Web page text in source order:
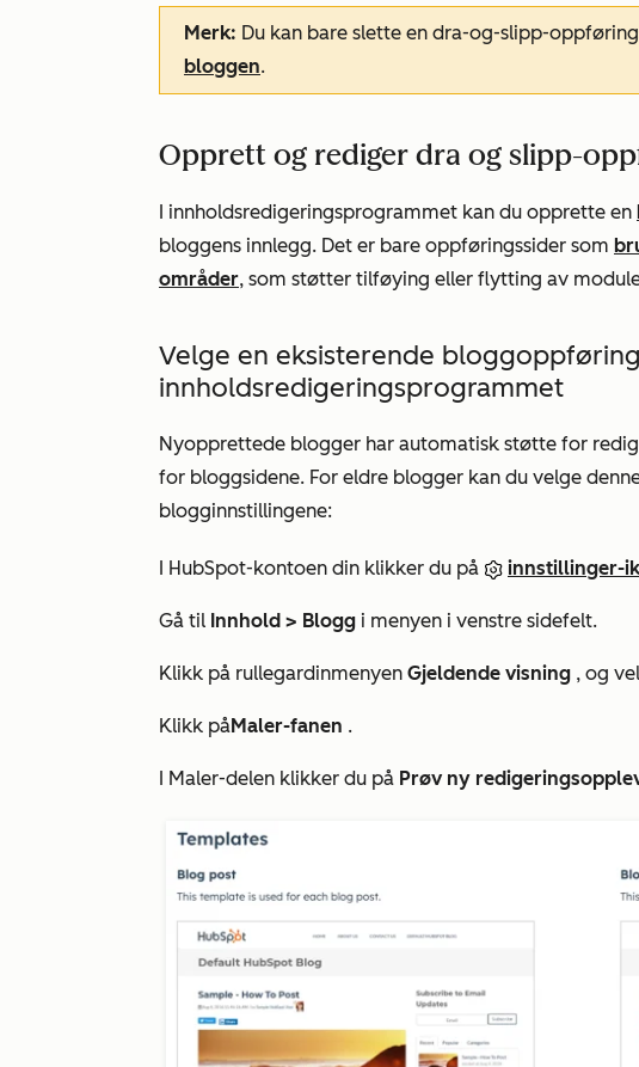
Merk: Du kan bare slette en dra-og-slipp-
bloggen.
Opprett og rediger dra og slipp-
I innholdsredigeringsprogrammet kan du opprette en
bloggens innlegg. Det er bare oppføringssider som
områder, som støtter tilføying eller flytting av
Velge en eksisterende
innholdsredigeringsprogrammet
Nyopprettede blogger har automatisk støtte for
for bloggsidene. For eldre blogger kan du velge
blogginnstillingene:
I HubSpot-kontoen din klikker du på innstillinger-
Gå til Innhold > Blogg i menyen i venstre sidefelt.
Klikk på rullegardinmenyen Gjeldende visning , og
Klikk påMaler-fanen .
I Maler-delen klikker du på Prøv ny